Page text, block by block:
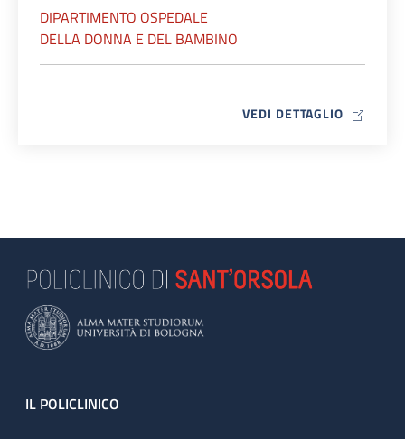
DIPARTIMENTO OSPEDALE
DELLA DONNA E DEL BAMBINO
VEDI DETTAGLIO MAP ICON
Footer
IL POLICLINICO